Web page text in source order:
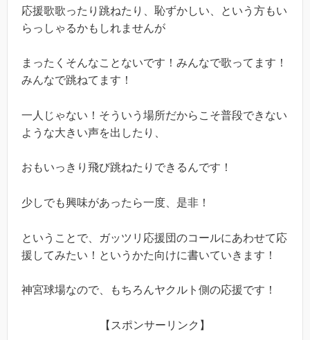
応援歌歌ったり跳ねたり、恥ずかしい、という方もい
らっしゃるかもしれませんが
まったくそんなことないです！みんなで歌ってます！
みんなで跳ねてます！
一人じゃない！そういう場所だからこそ普段できない
ような大きい声を出したり、
おもいっきり飛び跳ねたりできるんです！
少しでも興味があったら一度、是非！
ということで、ガッツリ応援団のコールにあわせて応
援してみたい！というかた向けに書いていきます！
神宮球場なので、もちろんヤクルト側の応援です！
【スポンサーリンク】